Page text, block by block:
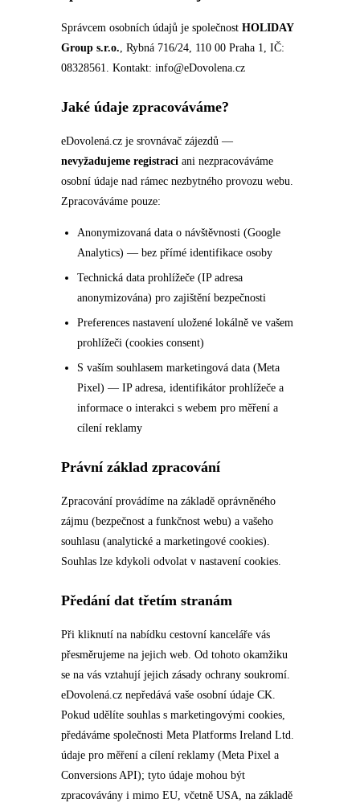
Správcem osobních údajů je společnost HOLIDAY
Group s.r.o., Rybná 716/24, 110 00 Praha 1, IČ:
08328561. Kontakt: info@eDovolena.cz
Jaké údaje zpracováváme?
eDovolená.cz je srovnávač zájezdů —
nevyžadujeme registraci ani nezpracováváme
osobní údaje nad rámec nezbytného provozu webu.
Zpracováváme pouze:
Anonymizovaná data o návštěvnosti (Google
Analytics) — bez přímé identifikace osoby
Technická data prohlížeče (IP adresa
anonymizována) pro zajištění bezpečnosti
Preferences nastavení uložené lokálně ve vašem
prohlížeči (cookies consent)
S vaším souhlasem marketingová data (Meta
Pixel) — IP adresa, identifikátor prohlížeče a
informace o interakci s webem pro měření a
cílení reklamy
Právní základ zpracování
Zpracování provádíme na základě oprávněného
zájmu (bezpečnost a funkčnost webu) a vašeho
souhlasu (analytické a marketingové cookies).
Souhlas lze kdykoli odvolat v nastavení cookies.
Předání dat třetím stranám
Při kliknutí na nabídku cestovní kanceláře vás
přesměrujeme na jejich web. Od tohoto okamžiku
se na vás vztahují jejich zásady ochrany soukromí.
eDovolená.cz nepředává vaše osobní údaje CK.
Pokud udělíte souhlas s marketingovými cookies,
předáváme společnosti Meta Platforms Ireland Ltd.
údaje pro měření a cílení reklamy (Meta Pixel a
Conversions API); tyto údaje mohou být
zpracovávány i mimo EU, včetně USA, na základě